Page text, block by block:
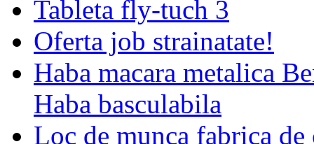
Tableta fly-tuch 3
Oferta job strainatate!
Haba macara metalica
Haba basculabila
Loc de munca fabrica